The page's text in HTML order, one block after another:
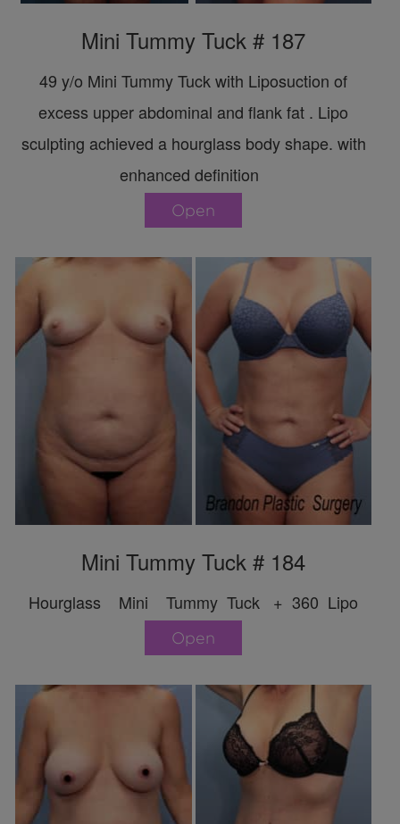
Mini Tummy Tuck # 187
49 y/o Mini Tummy Tuck with Liposuction of
excess upper abdominal and flank fat . Lipo
sculpting achieved a hourglass body shape. with
enhanced definition
Open
Mini Tummy Tuck # 184
Hourglass Mini Tummy Tuck + 360 Lipo
Open